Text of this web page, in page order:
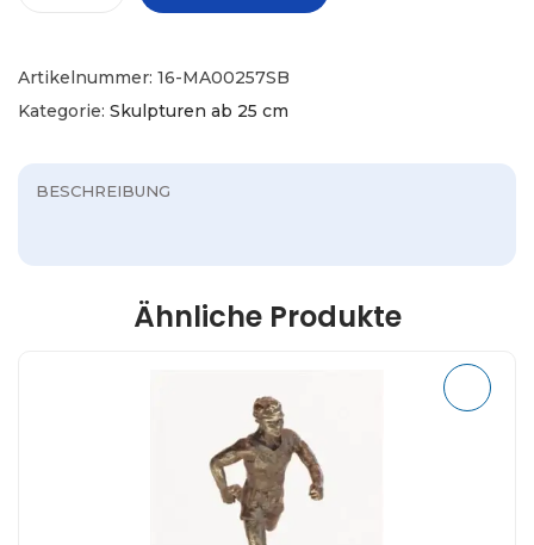
Artikelnummer: 16-MA00257SB
Kategorie: Skulpturen ab 25 cm
BESCHREIBUNG
Ähnliche Produkte